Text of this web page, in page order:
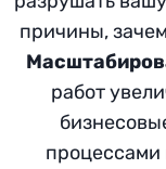
причины,
работ
процессами